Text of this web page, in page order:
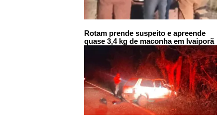
Rotam prende suspeito e apreende
quase 3,4 kg de maconha em Ivaiporã